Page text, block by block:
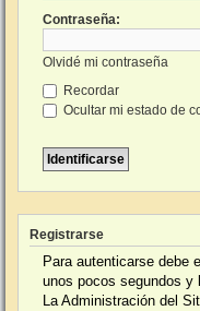
Contraseña:
Olvidé mi contraseña
Recordar
Ocultar mi estado de
Registrarse
Para autenticarse debe
unos pocos segundos y
La Administración del